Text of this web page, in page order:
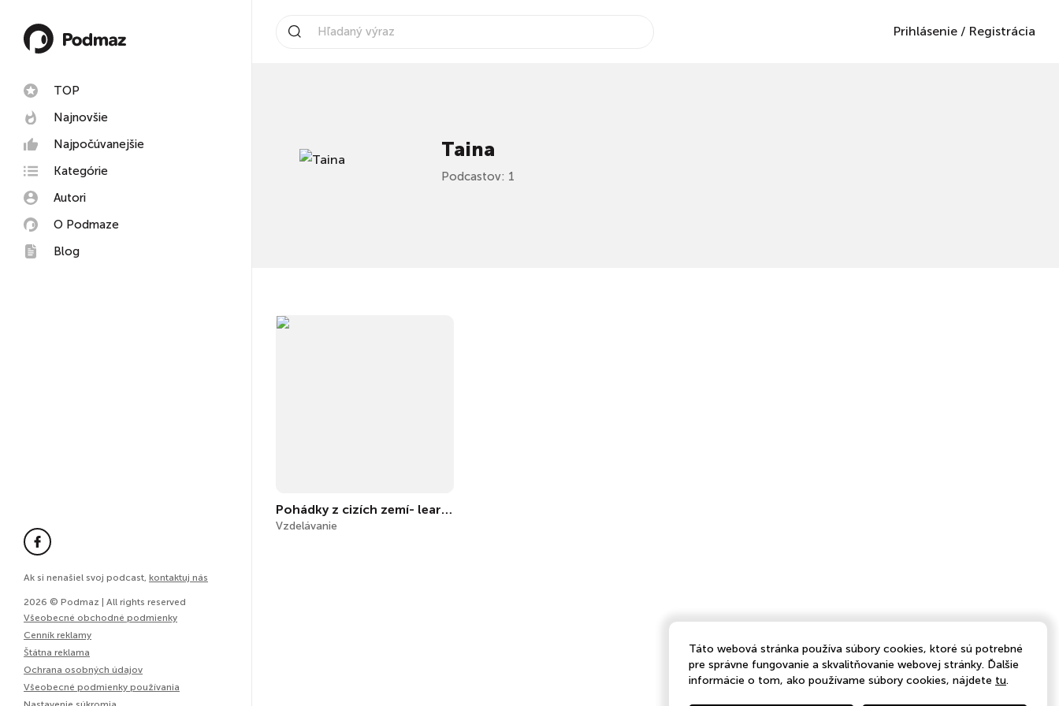
TOP
Najnovšie
Najpočúvanejšie
Kategórie
Autori
O Podmaze
Blog
Ak si nenašiel svoj podcast, kontaktuj nás
2026 © Podmaz | All rights reserved
Všeobecné obchodné podmienky
Cenník reklamy
Štátna reklama
Ochrana osobných údajov
Všeobecné podmienky používania
Prihlásenie / Registrácia
Taina
Podcastov: 1
Pohádky z cizích zemí- learn czech
Vzdelávanie
Táto webová stránka používa súbory cookies, ktoré sú potrebné
pre správne fungovanie a skvalitňovanie webovej stránky. Ďalšie
informácie o tom, ako používame súbory cookies, nájdete tu.